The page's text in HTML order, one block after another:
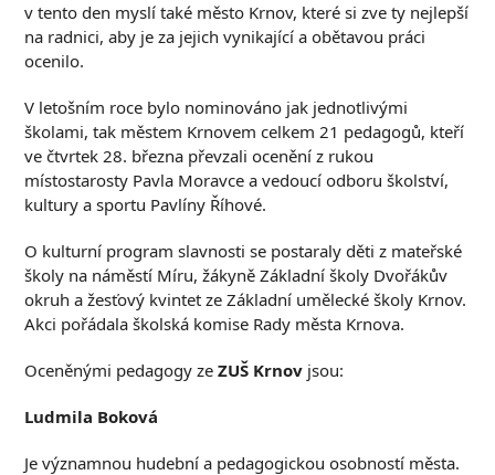
v tento den myslí také město Krnov, které si zve ty nejlepší
na radnici, aby je za jejich vynikající a obětavou práci
ocenilo.
V letošním roce bylo nominováno jak jednotlivými
školami, tak městem Krnovem celkem 21 pedagogů, kteří
ve čtvrtek 28. března převzali ocenění z rukou
místostarosty Pavla Moravce a vedoucí odboru školství,
kultury a sportu Pavlíny Říhové.
O kulturní program slavnosti se postaraly děti z mateřské
školy na náměstí Míru, žákyně Základní školy Dvořákův
okruh a žesťový kvintet ze Základní umělecké školy Krnov.
Akci pořádala školská komise Rady města Krnova.
Oceněnými pedagogy zeZUŠ Krnov jsou:
Ludmila Boková
Je významnou hudební a pedagogickou osobností města.